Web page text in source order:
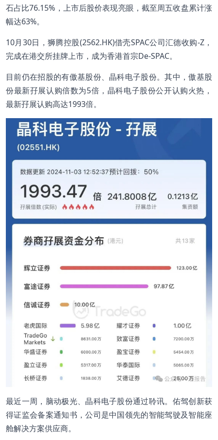
石占比76.15%，上市后股价表现亮眼，截至周五收盘累计涨
幅达63%。
10月30日，狮腾控股(2562.HK)借壳SPAC公司汇德收购-Z，
完成在港交所挂牌上市，成为香港首宗De-SPAC。
目前仍在招股的有傲基股份、晶科电子股份。其中，傲基股
份最新孖展认购倍数为5倍，晶科电子股份公开认购火热，
最新孖展认购高达1993倍。
最近一周，脑动极光、晶科电子股份通过聆讯。佑驾创新获
得证监会备案通知书，公司是中国领先的智能驾驶及智能座
舱解决方案供应商。